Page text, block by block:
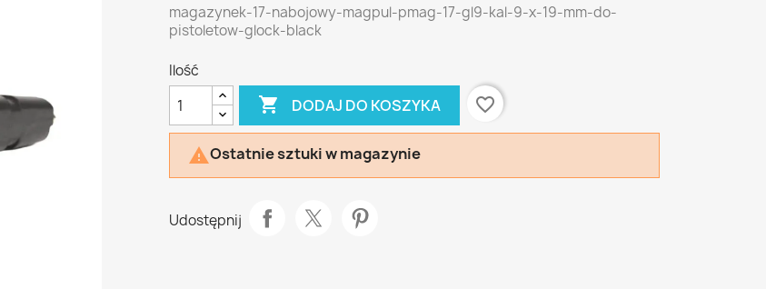
magazynek-17-nabojowy-magpul-pmag-17-gl9-kal-9-x-19-mm-do-
pistoletow-glock-black
Ilość
 DODAJ DO KOSZYKA favorite_border
Ostatnie sztuki w magazynie
Udostępnij